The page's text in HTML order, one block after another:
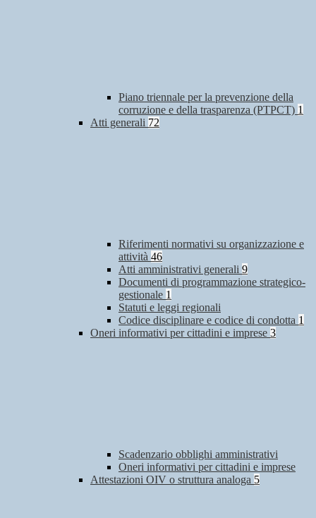
Piano triennale per la prevenzione della
corruzione e della trasparenza (PTPCT) 1
Atti generali 72
Riferimenti normativi su organizzazione e
attività 46
Atti amministrativi generali 9
Documenti di programmazione strategico-
gestionale 1
Statuti e leggi regionali
Codice disciplinare e codice di condotta 1
Oneri informativi per cittadini e imprese 3
Scadenzario obblighi amministrativi
Oneri informativi per cittadini e imprese
Attestazioni OIV o struttura analoga 5